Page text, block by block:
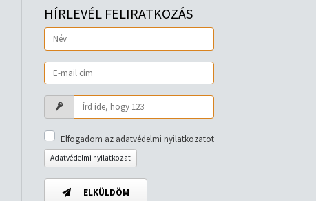
HÍRLEVÉL FELIRATKOZÁS
Elfogadom az adatvédelmi nyilatkozatot
Adatvédelmi nyilatkozat
ELKÜLDÖM